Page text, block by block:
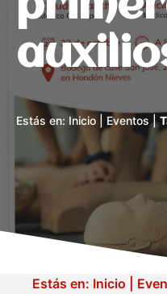
Estás en: Inicio Eventos |
Estás en: Inicio